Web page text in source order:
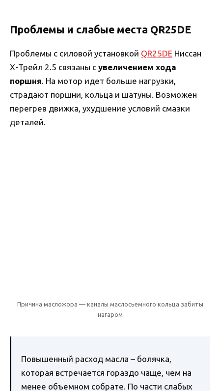
Проблемы и слабые места QR25DE
Проблемы с силовой установкой QR25DE Ниссан
Х-Трейл 2.5 связаны с увеличением хода
поршня. На мотор идет больше нагрузки,
страдают поршни, кольца и шатуны. Возможен
перегрев движка, ухудшение условий смазки
деталей.
Причина масложора — каналы маслосьемного кольца забиты
нагаром
Повышенный расход масла – болячка,
которая встречается гораздо чаще, чем на
менее объемном собрате. По части слабых